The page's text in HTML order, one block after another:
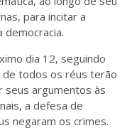
para incitar a
democracia.
dia 12, seguindo
de todos os réus terão
seus argumentos às
a defesa de
negaram os crimes.